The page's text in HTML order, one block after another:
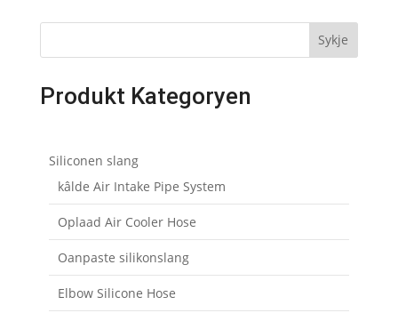
Sykje
Produkt Kategoryen
Siliconen slang
kâlde Air Intake Pipe System
Oplaad Air Cooler Hose
Oanpaste silikonslang
Elbow Silicone Hose